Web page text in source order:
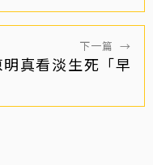
下一篇 →
真看淡生死「早